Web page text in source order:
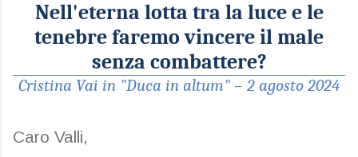
Nell'eterna lotta tra la luce e le
tenebre faremo vincere il male
senza combattere?
Cristina Vai in "Duca in altum" – 2 agosto 2024
Caro Valli,